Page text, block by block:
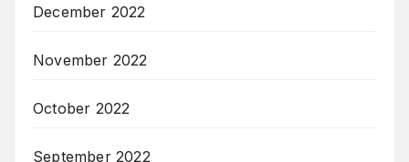
December 2022
November 2022
October 2022
September 2022